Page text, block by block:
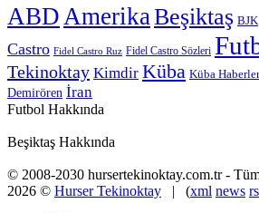
ABDAmerikaBeşiktaş BJK
Castro Fidel Castro Ruz Fidel Castro Sözleri
Tekinoktay Kimdir Küba Küba
Demirören İran
Futbol Hakkında
Beşiktaş Hakkında
© 2008-2030 hursertekinoktay.com.tr -
2026 © Hurser Tekinoktay | (xml news